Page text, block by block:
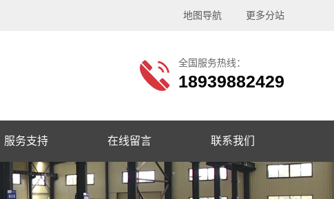
地图导航 更多分站
全国服务热线：
18939882429
服务支持 在线留言 联系我们